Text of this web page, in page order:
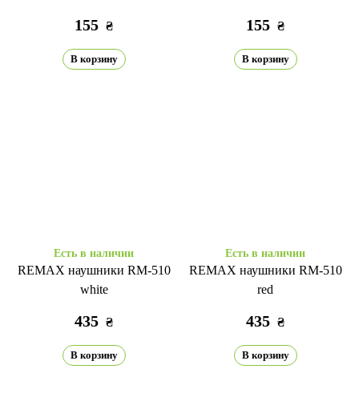
155 ₴
В корзину
155 ₴
В корзину
Есть в наличии
REMAX наушники RM-510
white
435 ₴
В корзину
Есть в наличии
REMAX наушники RM-510
red
435 ₴
В корзину